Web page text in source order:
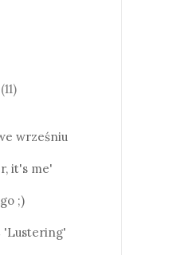
(11)
wrześniu
it's me'
;)
'Lustering'